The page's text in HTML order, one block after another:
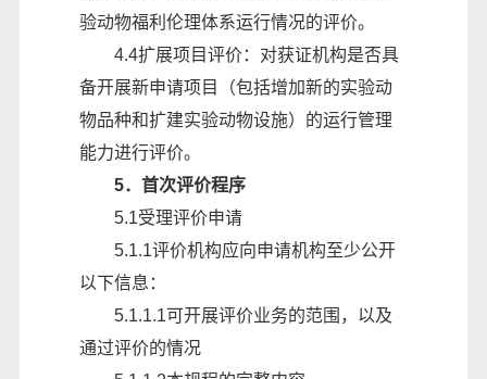
验动物福利伦理体系运行情况的评价。
4.4扩展项目评价：对获证机构是否具
备开展新申请项目（包括增加新的实验动
物品种和扩建实验动物设施）的运行管理
能力进行评价。
5．首次评价程序
5.1受理评价申请
5.1.1评价机构应向申请机构至少公开
以下信息：
5.1.1.1可开展评价业务的范围，以及
通过评价的情况